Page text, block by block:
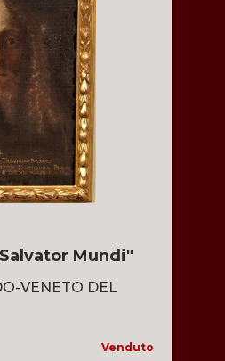
Mundi"
VENETO DEL
Venduto